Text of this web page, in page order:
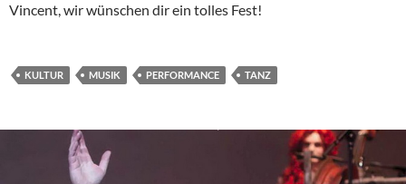
Vincent, wir wünschen dir ein tolles Fest!
KULTUR MUSIK PERFORMANCE TANZ